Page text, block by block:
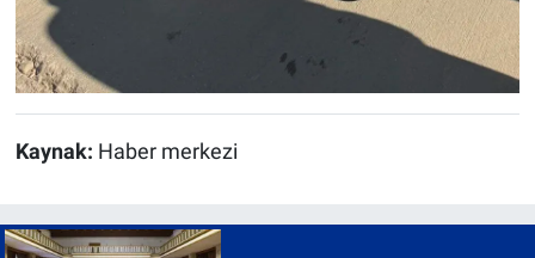
Kaynak: Haber merkezi